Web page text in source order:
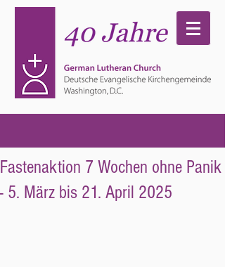
Fastenaktion 7 Wochen ohne Panik
- 5. März bis 21. April 2025